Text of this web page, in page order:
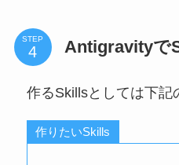
STEP Antigravityで
作るSkillsとしては下記
作りたいSkills